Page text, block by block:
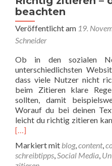
beachten
Veröffentlicht am 19.
Schneider
Ob in den sozialen
unterschiedlichsten
dass viele Nutzer nicht
beim Zitieren klare
sollten, damit
Worauf du bei deinen
leicht du richtig zitieren
[…]
Markiert mit blog,content,
schreibtipps,Social Media,